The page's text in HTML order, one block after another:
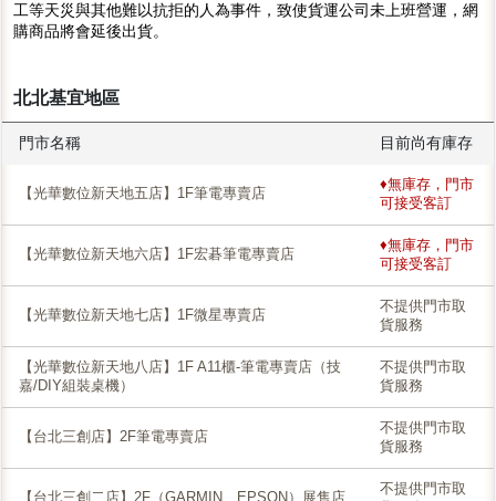
工等天災與其他難以抗拒的人為事件，致使貨運公司未上班營運，網
購商品將會延後出貨。
北北基宜地區
門市名稱 目前尚有庫存
【光華數位新天地五店】1F筆電專賣店
♦無庫存，門市
可接受客訂
【光華數位新天地六店】1F宏碁筆電專賣店
♦無庫存，門市
可接受客訂
【光華數位新天地七店】1F微星專賣店
不提供門市取
貨服務
【光華數位新天地八店】1F A11櫃-筆電專賣店（技
嘉/DIY組裝桌機）
不提供門市取
貨服務
【台北三創店】2F筆電專賣店
不提供門市取
貨服務
【台北三創二店】2F（GARMIN、EPSON）展售店
不提供門市取